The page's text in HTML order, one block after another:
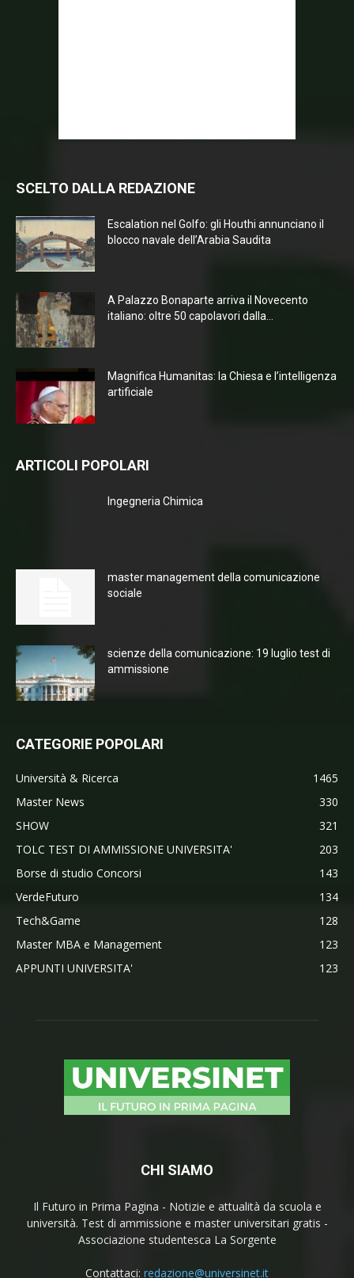
SCELTO DALLA REDAZIONE
Escalation nel Golfo: gli Houthi annunciano il
blocco navale dell’Arabia Saudita
A Palazzo Bonaparte arriva il Novecento
italiano: oltre 50 capolavori dalla...
Magnifica Humanitas: la Chiesa e l’intelligenza
artificiale
ARTICOLI POPOLARI
Ingegneria Chimica
master management della comunicazione
sociale
scienze della comunicazione: 19 luglio test di
ammissione
CATEGORIE POPOLARI
Università & Ricerca
1465
Master News
330
SHOW
321
TOLC TEST DI AMMISSIONE UNIVERSITA'
203
Borse di studio Concorsi
143
VerdeFuturo
134
Tech&Game
128
Master MBA e Management
123
APPUNTI UNIVERSITA'
123
CHI SIAMO
Il Futuro in Prima Pagina - Notizie e attualità da scuola e
università. Test di ammissione e master universitari gratis -
Associazione studentesca La Sorgente
Contattaci: redazione@universinet.it